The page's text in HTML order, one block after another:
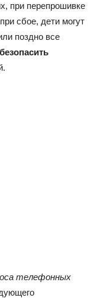
при перепрошивке
сбое, дети могут
поздно все
телефонных